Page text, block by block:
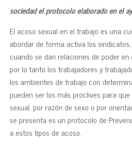
sociedad el protocolo elaborado en el
El acoso sexual en el trabajo es una
abordar de forma activa los
cuando se dan relaciones de poder
por lo tanto los trabajadores y
los ambientes de trabajo con
pueden ser los más proclives para
sexual, por razón de sexo o por
se presenta es un protocolo de
a estos tipos de acoso.